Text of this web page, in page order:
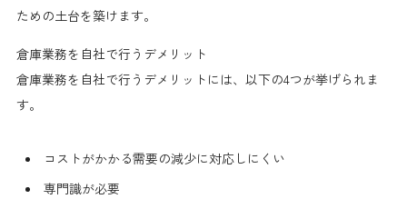
ための土台を築けます。
倉庫業務を自社で行うデメリット
倉庫業務を自社で行うデメリットには、以下の4つが挙げられま
す。
コストがかかる需要の減少に対応しにくい
専門識が必要